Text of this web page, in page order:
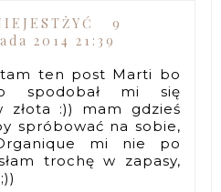
9
2014 21:39
ten post Marti bo
spodobał mi się
złota :)) mam gdzieś
spróbować na sobie,
mi nie po
trochę w zapasy,